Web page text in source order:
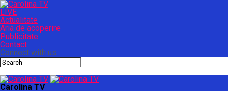
LIVE
Actualitate
Aria de acoperire
Publicitate
Contact
Connect with us
Carolina TV